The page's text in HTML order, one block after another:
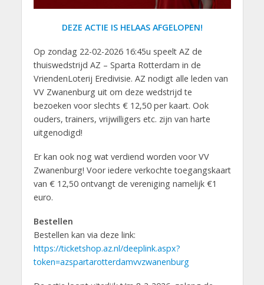
DEZE ACTIE IS HELAAS AFGELOPEN!
Op zondag 22-02-2026 16:45u speelt AZ de
thuiswedstrijd AZ – Sparta Rotterdam in de
VriendenLoterij Eredivisie. AZ nodigt alle leden van
VV Zwanenburg uit om deze wedstrijd te
bezoeken voor slechts € 12,50 per kaart. Ook
ouders, trainers, vrijwilligers etc. zijn van harte
uitgenodigd!
Er kan ook nog wat verdiend worden voor VV
Zwanenburg! Voor iedere verkochte toegangskaart
van € 12,50 ontvangt de vereniging namelijk €1
euro.
Bestellen
Bestellen kan via deze link:
https://ticketshop.az.nl/deeplink.aspx?
token=azspartarotterdamvvzwanenburg